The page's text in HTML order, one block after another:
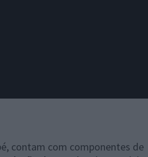
contam com componentes de